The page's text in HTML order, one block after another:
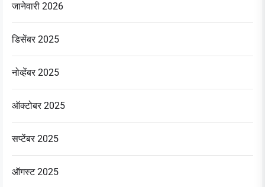
जानेवारी 2026
डिसेंबर 2025
नोव्हेंबर 2025
ऑक्टोबर 2025
सप्टेंबर 2025
ऑगस्ट 2025